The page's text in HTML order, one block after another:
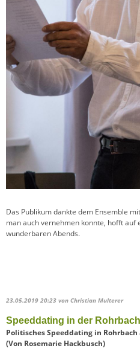
Das Publikum dankte dem Ensemble
man auch vernehmen konnte, hofft auf
wunderbaren Abends.
23.05.2019 20:23 von Christian Multerer
Speeddating in der
Politisches Speeddating in Rohrbach
(Von Rosemarie Hackbusch)